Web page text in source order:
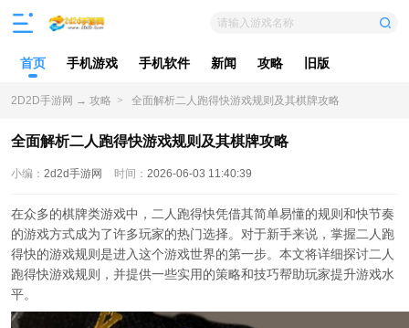
请输入游戏名称
首页 手机游戏 手机软件 新闻 攻略 旧版
2D2D手游网 → 攻略 > 全面解析二人跑得快游戏规则及其棋牌攻略
全面解析二人跑得快游戏规则及其棋牌攻略
小编： 2d2d手游网 时间： 2026-06-03 11:40:39
在众多的棋牌类游戏中，二人跑得快凭借其简单易懂的规则和快节奏
的游戏方式成为了许多玩家的热门选择。对于新手来说，掌握二人跑
得快的游戏规则是进入这个游戏世界的第一步。本文将详细探讨二人
跑得快游戏规则，并提供一些实用的策略和技巧帮助玩家提升游戏水
平。